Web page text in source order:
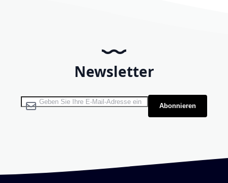
Newsletter
Melden Sie sich für unseren Newsletter an:
Abonnieren